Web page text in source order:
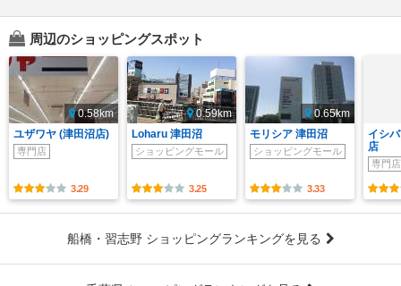
周辺のショッピングスポット
0.58km
ユザワヤ (津田沼店)
専門店
3.29
0.59km
Loharu 津田沼
ショッピングモール
3.25
0.65km
モリシア 津田沼
ショッピングモール
3.33
イシ
店
専門店
船橋・習志野 ショッピングランキングを見る